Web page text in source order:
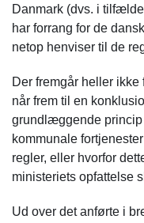
Danmark (dvs. i
har forrang for de
netop henviser til de
Der fremgår heller
når frem til en
grundlæggende princip
kommunale
regler, eller hvorfor
ministeriets opfattelse
Ud over det anførte i